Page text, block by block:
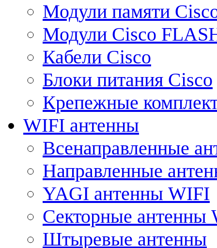
Модули памяти
Модули Cisco
Кабели Cisco
Блоки питания Cisco
Крепежные
WIFI антенны
Всенаправленные
Направленные
YAGI антенны WIFI
Секторные антенны
Штыревые антенны